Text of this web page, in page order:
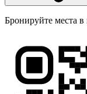
Бронируйте места